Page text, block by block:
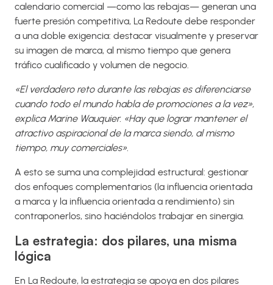
calendario comercial —como las rebajas— generan una
fuerte presión competitiva, La Redoute debe responder
a una doble exigencia: destacar visualmente y preservar
su imagen de marca, al mismo tiempo que genera
tráfico cualificado y volumen de negocio.
«El verdadero reto durante las rebajas es diferenciarse
cuando todo el mundo habla de promociones a la vez»,
explica Marine Wauquier. «Hay que lograr mantener el
atractivo aspiracional de la marca siendo, al mismo
tiempo, muy comerciales».
A esto se suma una complejidad estructural: gestionar
dos enfoques complementarios (la influencia orientada
a marca y la influencia orientada a rendimiento) sin
contraponerlos, sino haciéndolos trabajar en sinergia.
La estrategia: dos pilares, una misma
lógica
En La Redoute, la estrategia se apoya en dos pilares